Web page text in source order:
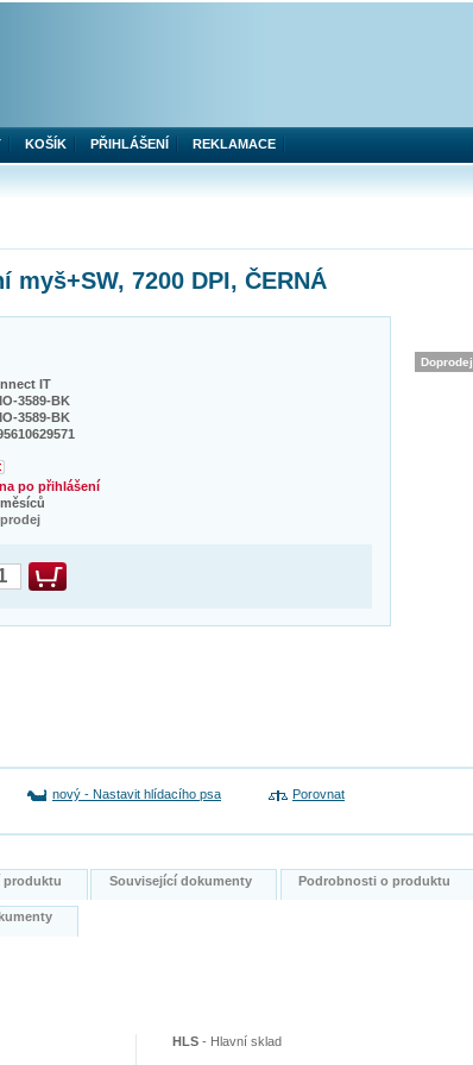
myš+SW, 7200 DPI, ČERNÁ
Doprodej
IT
3589-BK
3589-BK
po přihlášení
nový - Nastavit hlídacího psa Porovnat
produktu Související dokumenty Podrobnosti o produktu
HLS - Hlavní sklad
KOŠÍK PŘIHLÁŠENÍ REKLAMACE